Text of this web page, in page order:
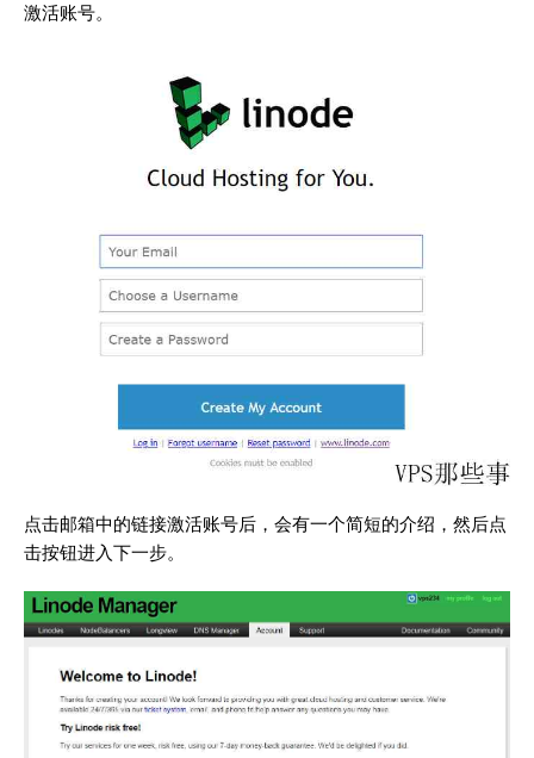
激活账号。
点击邮箱中的链接激活账号后，会有一个简短的介绍，然后点
击按钮进入下一步。